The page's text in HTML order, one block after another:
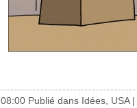
08:00 Publié dans Idées USA|